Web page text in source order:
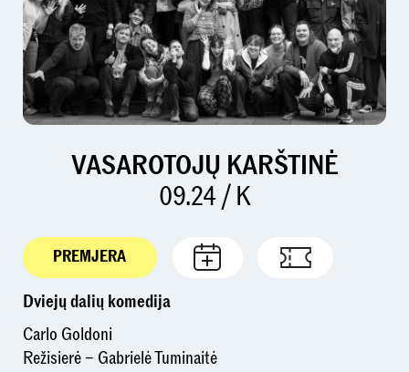
VASAROTOJŲ KARŠTINĖ
09.24 / K
PREMJERA
Dviejų dalių komedija
Carlo Goldoni
Režisierė – Gabrielė Tuminaitė